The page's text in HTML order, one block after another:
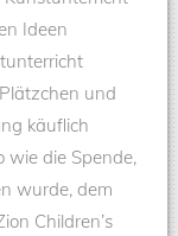
Ideen
und
käuflich
wie die Spende,
wurde, dem
Children’s